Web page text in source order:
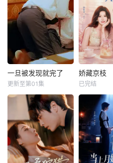
一旦被发现就完了
更新至第01集
娇藏京枝
已完结